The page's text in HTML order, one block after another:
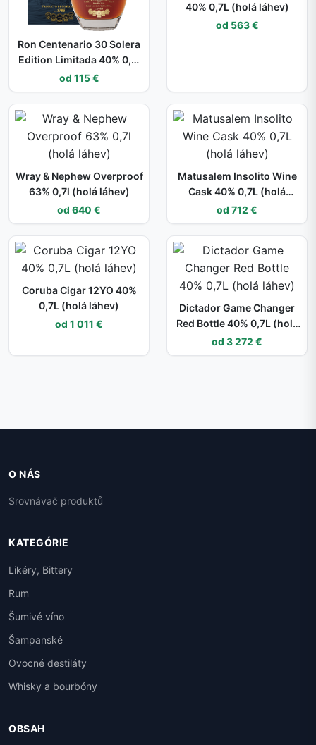
Ron Centenario 30 Solera
Edition Limitada 40% 0,7l
(dárkové balení kazeta)
od 115 €
40% 0,7L (holá láhev)
od 563 €
Wray & Nephew Overproof
63% 0,7l (holá láhev)
od 640 €
Matusalem Insolito Wine
Cask 40% 0,7L (holá
láhev)
od 712 €
Coruba Cigar 12YO 40%
0,7L (holá láhev)
od 1 011 €
Dictador Game Changer
Red Bottle 40% 0,7L (holá
láhev)
od 3 272 €
O NÁS
Srovnávač produktů
KATEGÓRIE
Likéry, Bittery
Rum
Šumivé víno
Šampanské
Ovocné destiláty
Whisky a bourbóny
OBSAH